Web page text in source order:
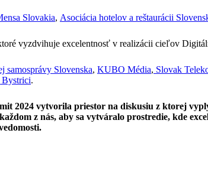
Slovakia, Asociácia hotelov a reštaurácii
vyzdvihuje excelentnosť v realizácii cieľov
samosprávy Slovenska, KUBO Média, Slovak
Bystrici.
2024 vytvorila priestor na diskusiu z ktorej
z nás, aby sa vytváralo prostredie, kde